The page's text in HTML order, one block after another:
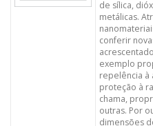
de sílica,
metálicas.
conferir
exemplo
repelência à
proteção à
chama,
outras. Por
dimensões